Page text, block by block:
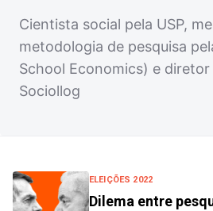
Cientista social pela USP,
metodologia de pesquisa
School Economics) e
Sociollog
ELEIÇÕES 2022
Dilema entre